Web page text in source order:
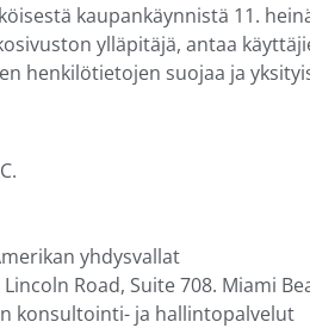
kaupankäynnistä 11.
ylläpitäjä, antaa
henkilötietojen suojaa ja
yhdysvallat
Road, Suite 708. Miami
konsultointi- ja hallintopalvelut